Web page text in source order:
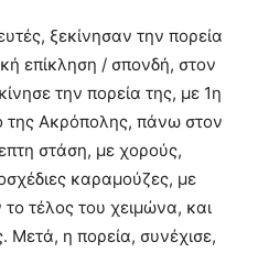
ξεκίνησαν την πορεία
επίκληση / σπονδή, στον
την πορεία της, με 1η
της Ακρόπολης, πάνω στον
στάση, με χορούς,
καραμούζες, με
τέλος του χειμώνα, και
η πορεία, συνέχισε,